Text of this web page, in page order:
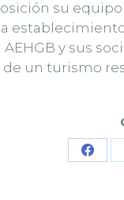
su
y sus
un turismo
Share